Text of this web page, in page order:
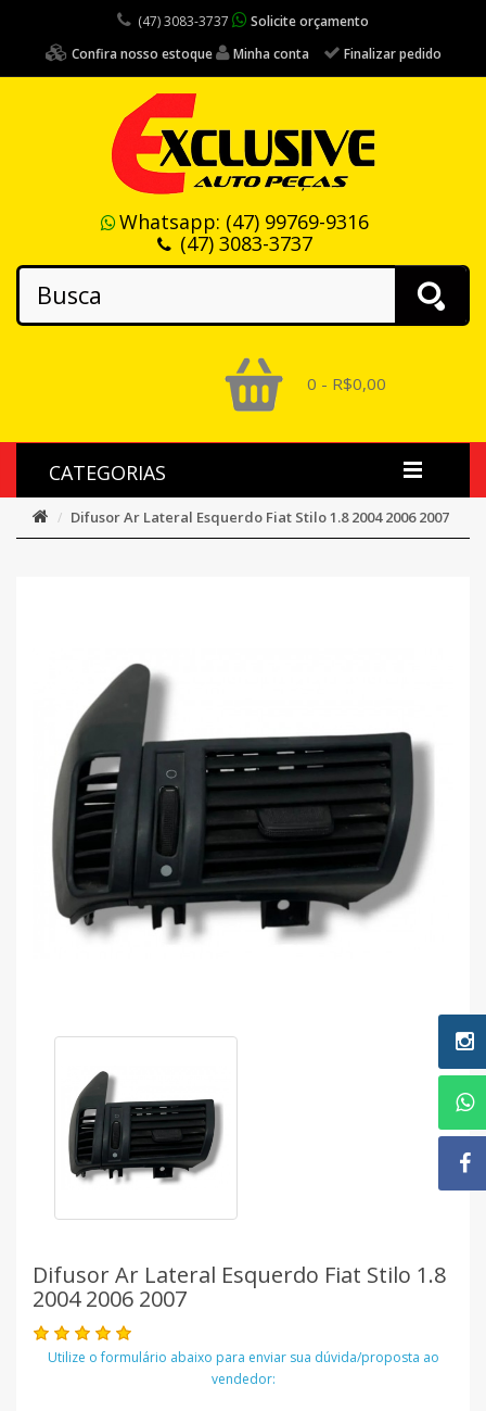
(47) 3083-3737
Solicite orçamento
Confira nosso estoque
Minha conta Finalizar pedido
Whatsapp: (47) 99769-9316
(47) 3083-3737
0 - R$0,00
CATEGORIAS
Difusor Ar Lateral Esquerdo Fiat Stilo 1.8 2004 2006 2007
Difusor Ar Lateral Esquerdo Fiat Stilo 1.8
2004 2006 2007
Utilize o formulário abaixo para enviar sua dúvida/proposta ao
vendedor: